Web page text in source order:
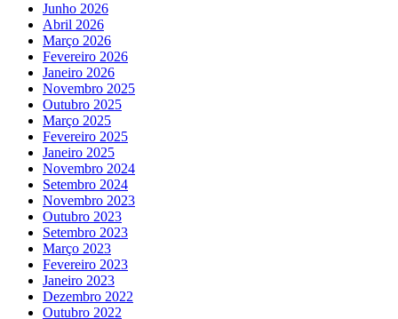
Junho 2026
Abril 2026
Março 2026
Fevereiro 2026
Janeiro 2026
Novembro 2025
Outubro 2025
Março 2025
Fevereiro 2025
Janeiro 2025
Novembro 2024
Setembro 2024
Novembro 2023
Outubro 2023
Setembro 2023
Março 2023
Fevereiro 2023
Janeiro 2023
Dezembro 2022
Outubro 2022